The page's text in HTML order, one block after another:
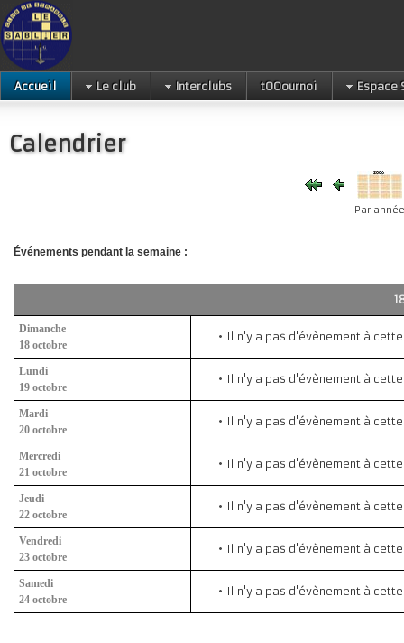
Accueil Le club Interclubs tOOournoi Espace
Calendrier
Par année
Événements pendant la semaine :
Dimanche
18 octobre
Il n'y a pas d'évènement à
Lundi
19 octobre
Il n'y a pas d'évènement à
Mardi
20 octobre
Il n'y a pas d'évènement à
Mercredi
21 octobre
Il n'y a pas d'évènement à
Jeudi
22 octobre
Il n'y a pas d'évènement à
Vendredi
23 octobre
Il n'y a pas d'évènement à
Samedi
24 octobre
Il n'y a pas d'évènement à